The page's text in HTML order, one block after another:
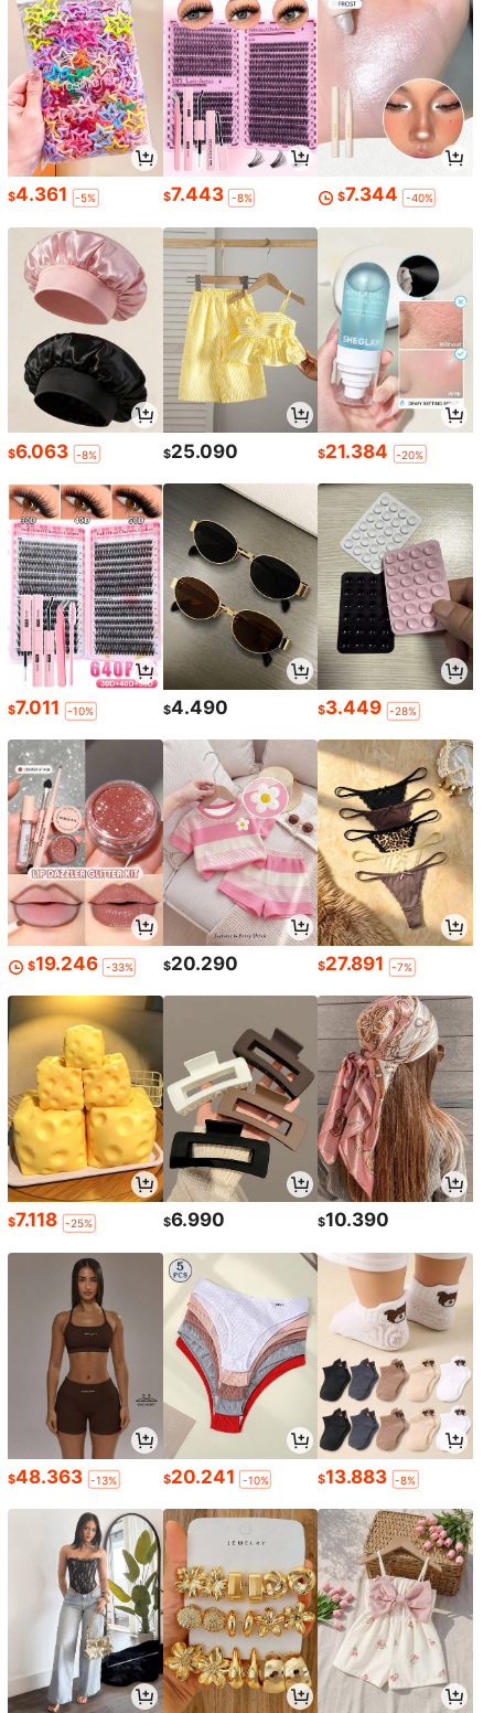
$4.361 -5% $7.443 -8% $7.344 -40%
$6.063 -8% $25.090 $21.384 -20%
$7.011 -10% $4.490 $3.449 -28%
$19.246 -33% $20.290 $27.891 -7%
$7.118 -25% $6.990 $10.390
$48.363 -13% $20.241 -10% $13.883 -8%